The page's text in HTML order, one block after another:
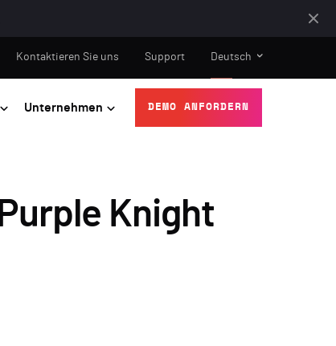
Unternehmen DEMO ANFORDERN
Kontaktieren Sie uns Support Deutsch
Knight